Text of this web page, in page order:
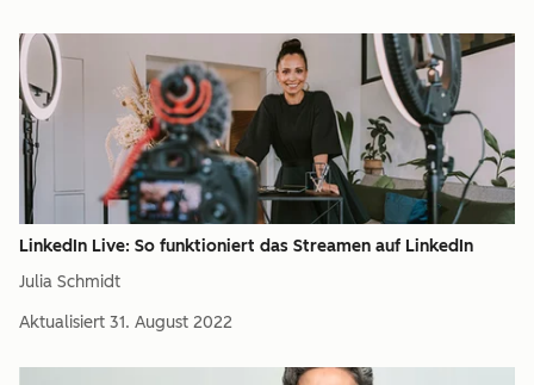
LinkedIn Live: So funktioniert das Streamen auf LinkedIn
Julia Schmidt
Aktualisiert 31. August 2022